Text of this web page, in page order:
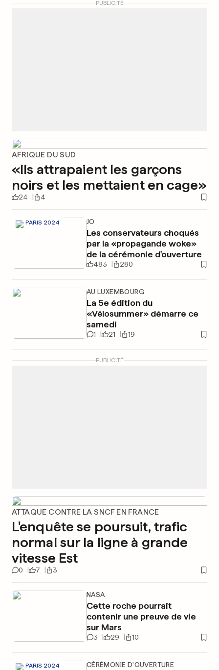
PUBLICITÉ
AFRIQUE DU SUD
«Ils attrapaient les garçons
noirs et les mettaient en cage»
24 4
PARIS 2024 JO
Les conservateurs choqués
par la «propagande woke»
de la cérémonie d'ouverture
483 280
AU LUXEMBOURG
La 5e édition du
«Vëlosummer» démarre ce
samedi
1 21 19
PUBLICITÉ
ATTAQUE CONTRE LA SNCF EN FRANCE
L'enquête se poursuit, trafic
normal sur la ligne à grande
vitesse Est
0 7 3
NASA
Cette roche pourrait
contenir une preuve de vie
sur Mars
3 29 10
PARIS 2024 CÉRÉMONIE D'OUVERTURE